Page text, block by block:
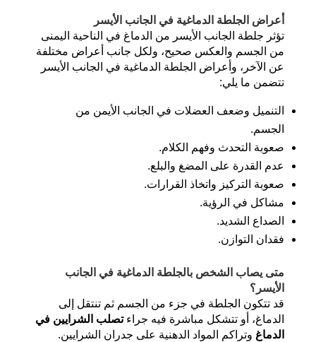
أعراض الجلطة الدماغية في الجانب الأيسر
تؤثر جلطة الجانب الأيسر من الدماغ في الناحية اليمنى
من الجسم والعكس صحيح، ولكل جانب أعراض مختلفة
عن الآخر، وأعراض الجلطة الدماغية في الجانب الأيسر
تتضمن ما يلي:
التنميل وضعف العضلات في الجانب الأيمن من
الجسم.
صعوبة التحدث وفهم الكلام.
عدم القدرة على المضغ والبلع.
صعوبة التركيز واتخاذ القرارات.
مشاكل في الرؤية.
الصداع الشديد.
فقدان التوازن.
متى يصاب الشخص بالجلطة الدماغية في الجانب
الأيسر؟
قد تتكون الجلطة في جزء من الجسم ثم تنتقل إلى
الدماغ، أو تتشكل مباشرة فيه جراء تصلب الشرايين في
الدماغ وتراكم المواد الدهنية على جدران الشرايين.